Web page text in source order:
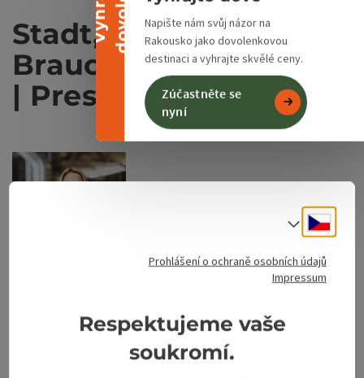
Napište nám svůj názor na
Rakousko jako dovolenkovou
destinaci a vyhrajte skvělé ceny.
Zúčastněte se
nyní
Stadt, Kultur &
Brauchtum | Kulinarik
| Presse & PR
Cesky
Volba
Prohlášení o ochraně osobních údajů
Impressum
Respektujeme vaše
soukromí.